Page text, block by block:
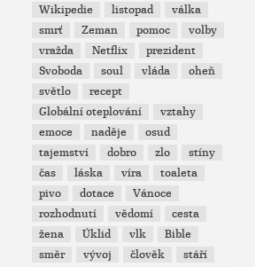
Wikipedie
listopad
válka
smrť
Zeman pomoc
volby
vražda
Netflix
prezident
Svoboda
soul vláda
oheň
světlo
recept
Globální oteplování
vztahy
emoce
naděje
osud
tajemství
dobro zlo
stíny
čas
láska víra
toaleta
pivo
dotace
Vánoce
rozhodnutí
vědomí
cesta
žena
Úklid vlk
Bible
směr
vývoj člověk
stáří